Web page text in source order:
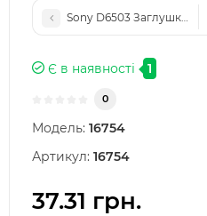
Sony D6503 Заглушка
Є в наявності 1
0
Модель: 16754
Артикул: 16754
37.31 грн.